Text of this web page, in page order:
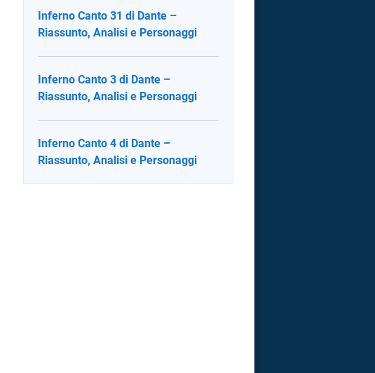
Inferno Canto 31 di Dante –
Riassunto, Analisi e Personaggi
Inferno Canto 3 di Dante –
Riassunto, Analisi e Personaggi
Inferno Canto 4 di Dante –
Riassunto, Analisi e Personaggi